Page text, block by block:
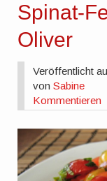
Spinat-
Oliver
Veröffentlicht
vonSabine
Kommentieren